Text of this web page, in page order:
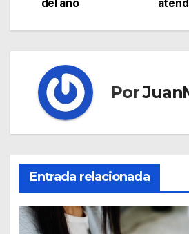
del año
Por
Entrada relacionada